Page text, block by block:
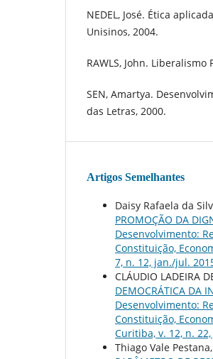
NEDEL, José. Ética
Unisinos, 2004.
RAWLS, John.
SEN, Amartya.
das Letras, 2000.
Artigos Semelhantes
Daisy Rafaela da
PROMOÇÃO DA
Desenvolvimento:
Constituição,
7, n. 12, jan./jul.
CLÁUDIO LADEIRA
DEMOCRÁTICA DA
Desenvolvimento:
Constituição,
Curitiba, v. 12, n.
Thiago Vale